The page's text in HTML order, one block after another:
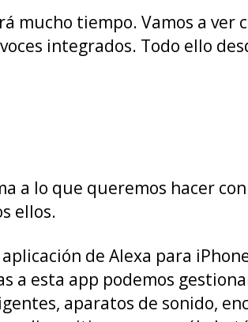
mucho tiempo. Vamos a ver
integrados. Todo ello
a lo que queremos hacer
ellos.
de Alexa para
a esta app podemos
aparatos de sonido,